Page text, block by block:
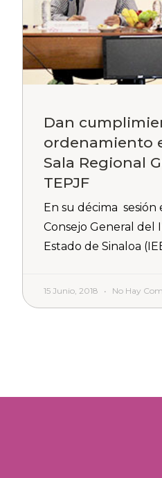
Dan
ordenamiento
Sala Regional
TEPJF
En su décima sesión
Consejo General del
Estado de Sinaloa
15 Junio, 2018 No Hay